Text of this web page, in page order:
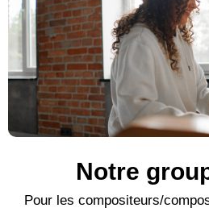
Notre
Pour les compositeurs/